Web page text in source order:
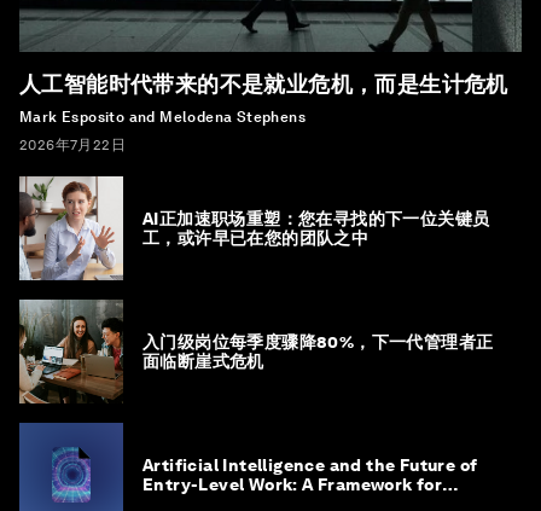
人工智能时代带来的不是就业危机，而是生计危机
Mark Esposito and Melodena Stephens
2026年7月22日
AI正加速职场重塑：您在寻找的下一位关键员
工，或许早已在您的团队之中
入门级岗位每季度骤降80%，下一代管理者正
面临断崖式危机
Artificial Intelligence and the Future of
Entry-Level Work: A Framework for